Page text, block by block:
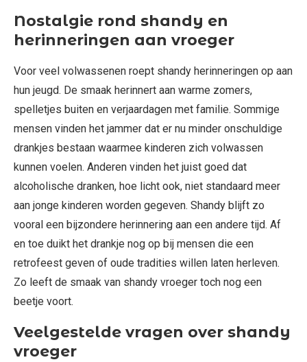
Nostalgie rond shandy en
herinneringen aan vroeger
Voor veel volwassenen roept shandy herinneringen op aan
hun jeugd. De smaak herinnert aan warme zomers,
spelletjes buiten en verjaardagen met familie. Sommige
mensen vinden het jammer dat er nu minder onschuldige
drankjes bestaan waarmee kinderen zich volwassen
kunnen voelen. Anderen vinden het juist goed dat
alcoholische dranken, hoe licht ook, niet standaard meer
aan jonge kinderen worden gegeven. Shandy blijft zo
vooral een bijzondere herinnering aan een andere tijd. Af
en toe duikt het drankje nog op bij mensen die een
retrofeest geven of oude tradities willen laten herleven.
Zo leeft de smaak van shandy vroeger toch nog een
beetje voort.
Veelgestelde vragen over shandy
vroeger